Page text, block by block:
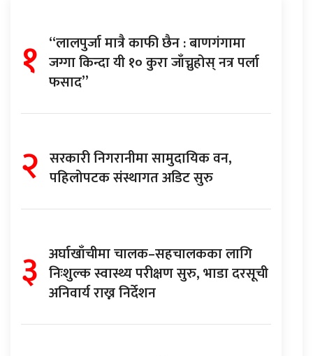
१ “लालपुर्जा मात्रै काफी छैन : बाणगंगामा
जग्गा किन्दा यी १० कुरा जाँच्नुहोस् नत्र पर्ला
फसाद”
२ सरकारी निगरानीमा सामुदायिक वन,
पहिलोपटक संस्थागत अडिट सुरु
३ अर्घाखाँचीमा चालक–सहचालकका लागि
निःशुल्क स्वास्थ्य परीक्षण सुरु, भाडा दरसूची
अनिवार्य राख्न निर्देशन